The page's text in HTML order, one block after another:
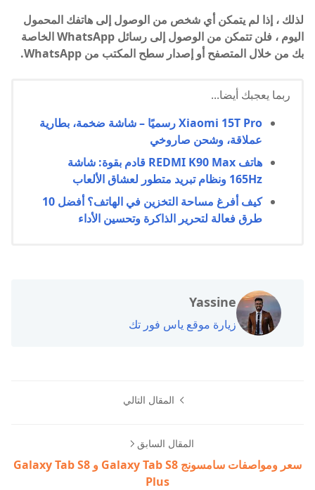
لذلك ، إذا لم يتمكن أي شخص من الوصول إلى هاتفك المحمول
اليوم ، فلن تتمكن من الوصول إلى رسائل WhatsApp الخاصة
بك من خلال المتصفح أو إصدار سطح المكتب من WhatsApp.
ربما يعجبك أيضا...
Xiaomi 15T Pro رسميًا – شاشة ضخمة، بطارية
عملاقة، وشحن صاروخي
هاتف REDMI K90 Max قادم بقوة: شاشة
165Hz ونظام تبريد متطور لعشاق الألعاب
كيف أفرغ مساحة التخزين في الهاتف؟ أفضل 10
طرق فعالة لتحرير الذاكرة وتحسين الأداء
Yassine
زيارة موقع ياس فور تك
المقال التالي
المقال السابق
سعر ومواصفات سامسونج Galaxy Tab S8 و Galaxy Tab S8
Plus